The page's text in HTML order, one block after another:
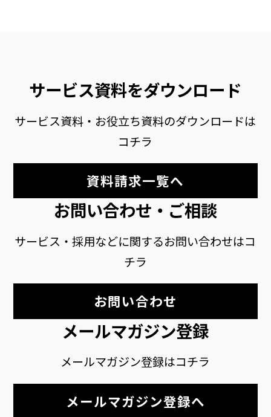
サービス資料をダウンロード
サービス資料・お役立ち資料のダウンロードは
コチラ
資料請求一覧へ
お問い合わせ・ご相談
サービス・採用などに関するお問い合わせはコ
チラ
お問い合わせ
メールマガジン登録
メールマガジン登録はコチラ
メールマガジン登録へ